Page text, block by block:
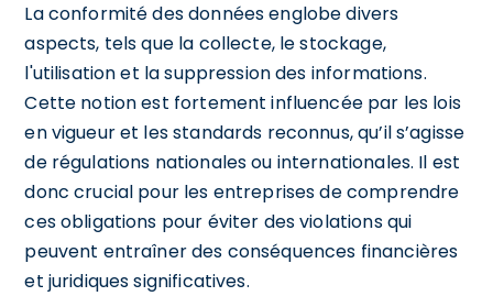
La conformité des données englobe divers
aspects, tels que la collecte, le stockage,
l'utilisation et la suppression des informations.
Cette notion est fortement influencée par les lois
en vigueur et les standards reconnus, qu’il s’agisse
de régulations nationales ou internationales. Il est
donc crucial pour les entreprises de comprendre
ces obligations pour éviter des violations qui
peuvent entraîner des conséquences financières
et juridiques significatives.